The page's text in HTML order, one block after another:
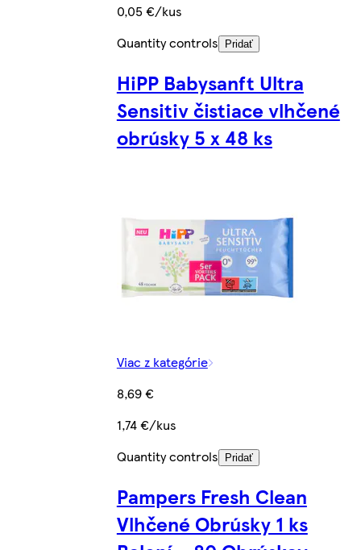
0,05 €/kus
Quantity controls
Pridať
HiPP Babysanft Ultra
Sensitiv čistiace vlhčené
obrúsky 5 x 48 ks
Viac z kategórie
8,69 €
1,74 €/kus
Quantity controls
Pridať
Pampers Fresh Clean
Vlhčené Obrúsky 1 ks